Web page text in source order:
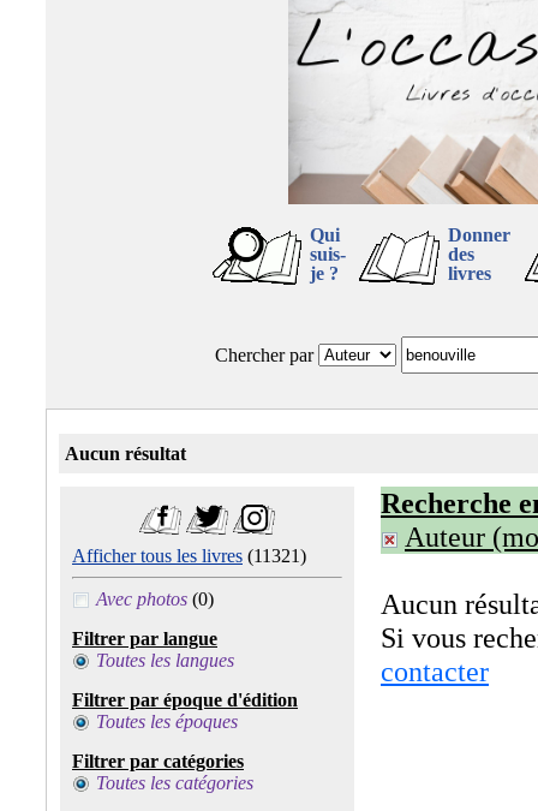
Qui
suis-
je ?
Donner
des
livres
Chercher par
Aucun résultat
Afficher tous les livres (11321)
Avec photos (0)
Filtrer par langue
Toutes les langues
Filtrer par époque d'édition
Toutes les époques
Filtrer par catégories
Toutes les catégories
Recherche
Auteur
Aucun
Si vous
contacter